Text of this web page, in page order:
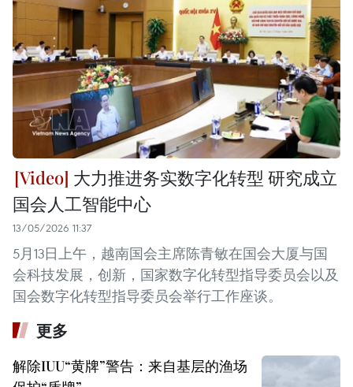
大力推进务实数字化转型 研究成立
国会人工智能中心
13/05/2026 11:37
5月13日上午，越南国会主席陈青敏在国会大厦与国
会科技发展，创新，国家数字化转型指导委员会以及
国会数字化转型指导委员会举行工作座谈。
更多
解除IUU“黄牌”警告：来自基层的渔场